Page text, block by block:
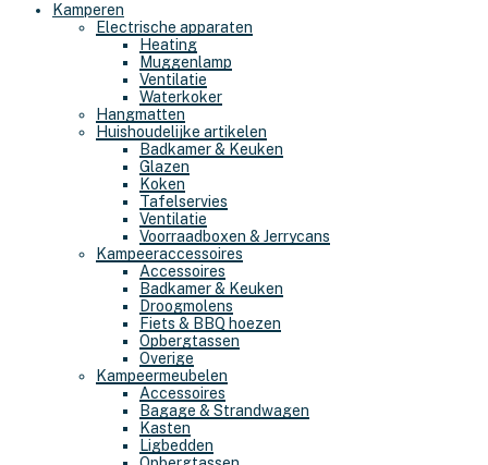
Kamperen
Electrische apparaten
Heating
Muggenlamp
Ventilatie
Waterkoker
Hangmatten
Huishoudelijke artikelen
Badkamer & Keuken
Glazen
Koken
Tafelservies
Ventilatie
Voorraadboxen & Jerrycans
Kampeeraccessoires
Accessoires
Badkamer & Keuken
Droogmolens
Fiets & BBQ hoezen
Opbergtassen
Overige
Kampeermeubelen
Accessoires
Bagage & Strandwagen
Kasten
Ligbedden